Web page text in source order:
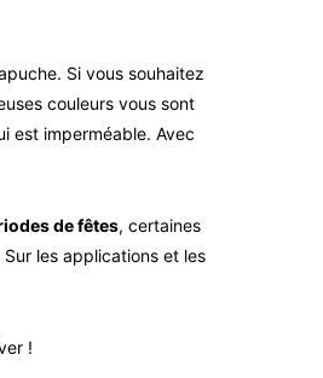
Si vous souhaitez
couleurs vous sont
est imperméable. Avec
de fêtes, certaines
les applications et les
!